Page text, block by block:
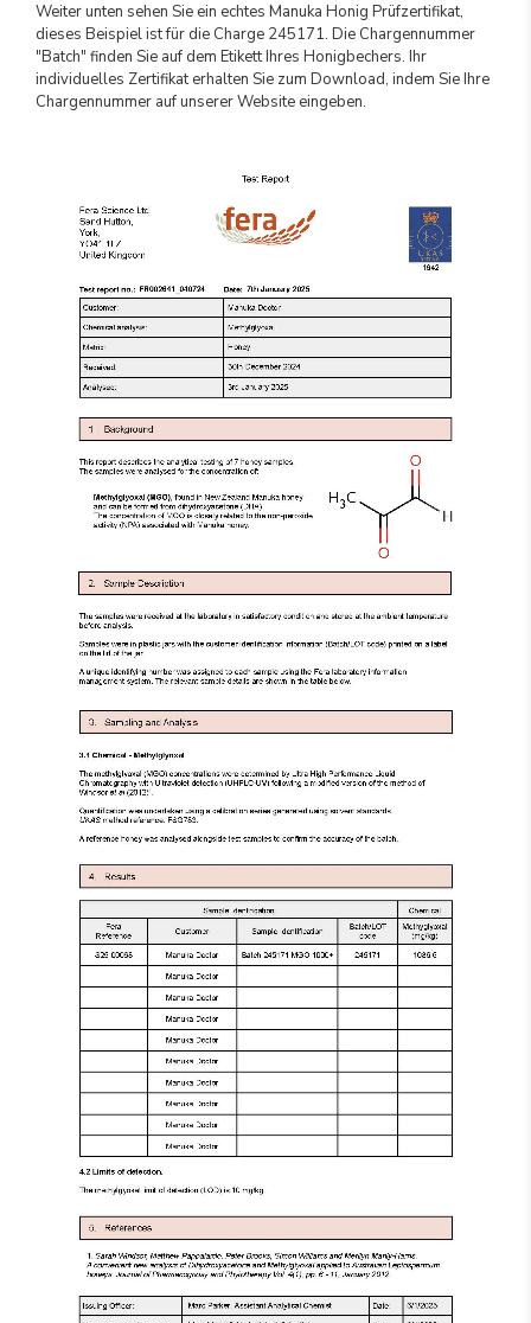
Weiter unten sehen Sie ein echtes Manuka Honig Prüfzertifikat,
dieses Beispiel ist für die Charge 245171. Die Chargennummer
"Batch" finden Sie auf dem Etikett Ihres Honigbechers. Ihr
individuelles Zertifikat erhalten Sie zum Download, indem Sie Ihre
Chargennummer auf unserer Website eingeben.